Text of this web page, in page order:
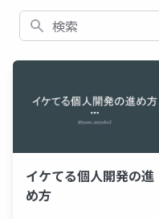
検索
イケてる個人開発の進
め方